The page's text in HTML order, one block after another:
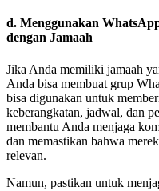
d. Menggunakan
dengan Jamaah
Jika Anda memiliki jamaah
Anda bisa membuat grup
bisa digunakan untuk
keberangkatan, jadwal, dan
membantu Anda menjaga
dan memastikan bahwa
relevan.
Namun, pastikan untuk